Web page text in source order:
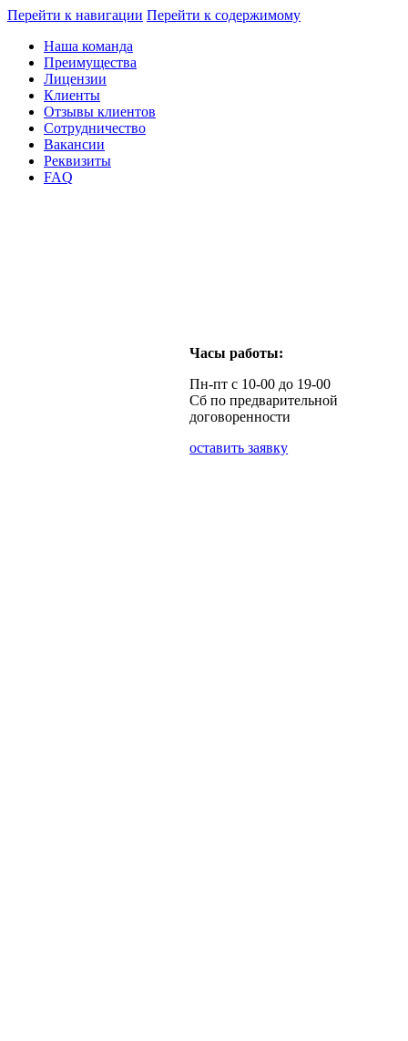
Перейти к навигации Перейти к содержимому
Наша команда
Преимущества
Лицензии
Клиенты
Отзывы клиентов
Сотрудничество
Вакансии
Реквизиты
FAQ
Часы работы:
Пн-пт с 10-00 до 19-00
Сб по предварительной
договоренности
оставить заявку